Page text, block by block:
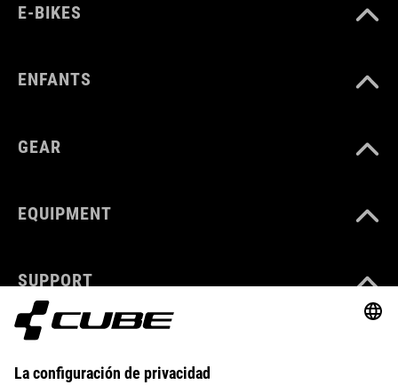
E-BIKES
ENFANTS
GEAR
EQUIPMENT
SUPPORT
ABOUT US